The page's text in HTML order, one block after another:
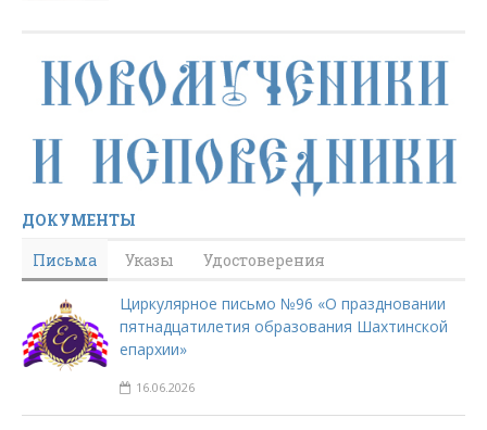
ДОКУМЕНТЫ
Письма
Указы Удостоверения
Циркулярное письмо №96 «О праздновании
пятнадцатилетия образования Шахтинской
епархии»
16.06.2026